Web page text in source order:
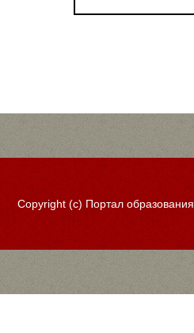
Copyright (c) Портал образования